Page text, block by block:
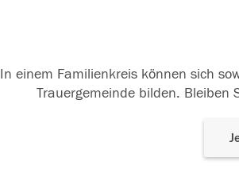
In einem Familienkreis können sich
Trauergemeinde bilden.